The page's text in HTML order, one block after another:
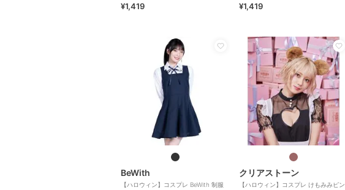
¥1,419 ¥1,419
BeWith
【ハロウィン】コスプレ BeWith 制服
クリアストーン
【ハロウィン】コスプレ けもみみピン